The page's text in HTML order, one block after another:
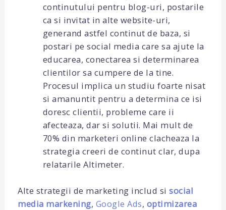
continutului pentru blog-uri, postarile
ca si invitat in alte website-uri,
generand astfel continut de baza, si
postari pe social media care sa ajute la
educarea, conectarea si determinarea
clientilor sa cumpere de la tine.
Procesul implica un studiu foarte nisat
si amanuntit pentru a determina ce isi
doresc clientii, probleme care ii
afecteaza, dar si solutii. Mai mult de
70% din marketeri online clacheaza la
strategia creeri de continut clar, dupa
relatarile Altimeter.
Alte strategii de marketing includ sisocial
media markening, Google Ads, optimizarea